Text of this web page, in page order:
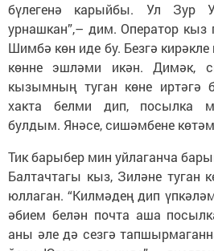
бүлегенә карыйбы. Ул Зур
урнашкан”,– дим. Оператор кыз
Шимбә көн иде бу. Безгә
көнне эшләми икән. Димәк,
кызымның туган көне иртәгә
хакта белми дип, посылка
булдым. Янә­се, си­шәм­бене
Тик барыбер мин уйлаганча
Бал­тачтагы кыз, Зиләне туган
юллаган. “Килмәдең дип
әбием белән почта аша
аны әле дә сезгә